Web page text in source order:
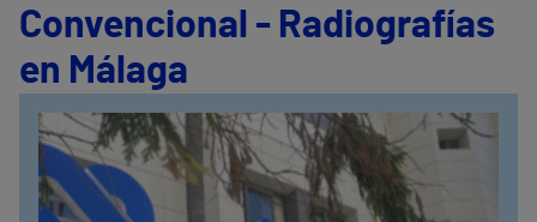
Convencional - Radiografías
en Málaga